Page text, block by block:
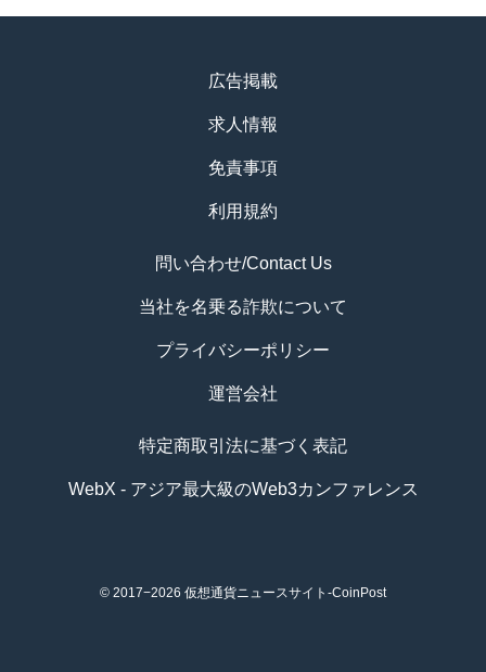
広告掲載
求人情報
免責事項
利用規約
問い合わせ/Contact Us
当社を名乗る詐欺について
プライバシーポリシー
運営会社
特定商取引法に基づく表記
WebX - アジア最大級のWeb3カンファレンス
© 2017−2026 仮想通貨ニュースサイト-CoinPost